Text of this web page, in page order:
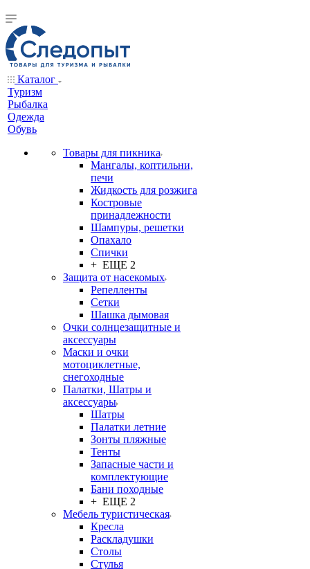
Каталог
Туризм
Рыбалка
Одежда
Обувь
Товары для пикника
Мангалы, коптильни,
печи
Жидкость для розжига
Костровые
принадлежности
Шампуры, решетки
Опахало
Спички
+ ЕЩЕ 2
Защита от насекомых
Репелленты
Сетки
Шашка дымовая
Очки солнцезащитные и
аксессуары
Маски и очки
мотоциклетные,
снегоходные
Палатки, Шатры и
аксессуары
Шатры
Палатки летние
Зонты пляжные
Тенты
Запасные части и
комплектующие
Бани походные
+ ЕЩЕ 2
Мебель туристическая
Кресла
Раскладушки
Столы
Стулья